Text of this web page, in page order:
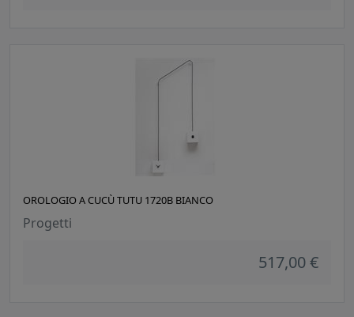
OROLOGIO A CUCÙ TUTU 1720B BIANCO
Progetti
517,00 €